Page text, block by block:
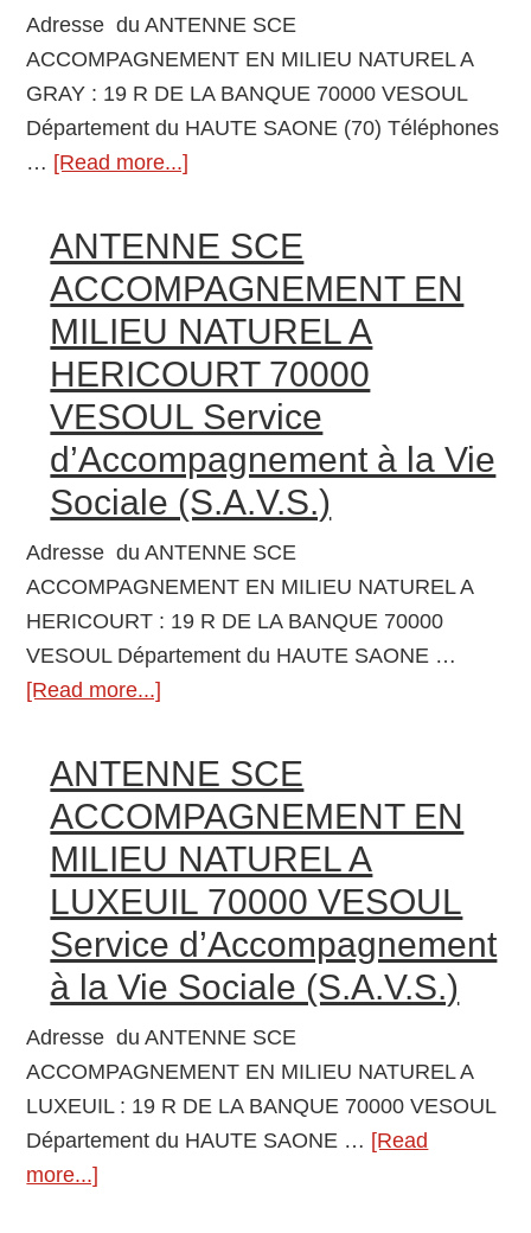
Adresse du ANTENNE SCE
ACCOMPAGNEMENT EN MILIEU NATUREL A
GRAY : 19 R DE LA BANQUE 70000 VESOUL
Département du HAUTE SAONE (70) Téléphones
… [Read more...]
SCE
ACCOMPAGNEMENT
EN
MILIEU
NATUREL
GRAY
70000
VESOUL
Service
d’Accompagnement
à
ANTENNE SCE
ACCOMPAGNEMENT EN
MILIEU NATUREL A
HERICOURT 70000
VESOUL Service
d’Accompagnement à la Vie
Sociale (S.A.V.S.)
Adresse du ANTENNE SCE
ACCOMPAGNEMENT EN MILIEU NATUREL A
HERICOURT : 19 R DE LA BANQUE 70000
VESOUL Département du HAUTE SAONE …
[Read more...]
SCE
ACCOMPAGNEMENT
EN
MILIEU
NATUREL
HERICOURT
70000
VESOUL
Service
d’Accompagnement
à
ANTENNE SCE
ACCOMPAGNEMENT EN
MILIEU NATUREL A
LUXEUIL 70000 VESOUL
Service d’Accompagnement
à la Vie Sociale (S.A.V.S.)
Adresse du ANTENNE SCE
ACCOMPAGNEMENT EN MILIEU NATUREL A
LUXEUIL : 19 R DE LA BANQUE 70000 VESOUL
Département du HAUTE SAONE … [Read
more...]